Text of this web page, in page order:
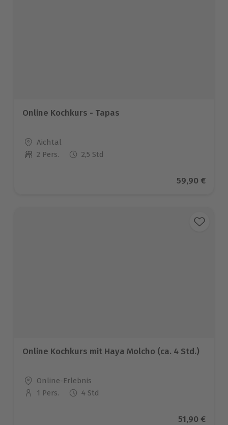
Online Kochkurs - Tapas
Standort
Aichtal
Anzahl der Teilnehmer
2 Pers. 2,5 Std
Aktueller
59,90 €
Online Kochkurs mit Haya Molcho (ca. 4 Std.)
Standort
Online-Erlebnis
Anzahl der Teilnehmer
1 Pers. 4 Std
Aktueller
51,90 €